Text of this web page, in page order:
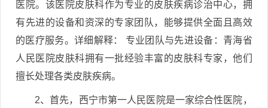
医院。该医院皮肤科作为专业的皮肤疾病诊治中心，拥
有先进的设备和资深的专家团队，能够提供全面且高效
的医疗服务。详细解释： 专业团队与先进设备：青海省
人民医院皮肤科拥有一批经验丰富的皮肤科专家，他们
擅长处理各类皮肤疾病。
2、首先，西宁市第一人民医院是一家综合性医院，